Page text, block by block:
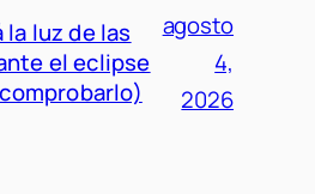
la luz de las
el eclipse
agosto
4,
2026